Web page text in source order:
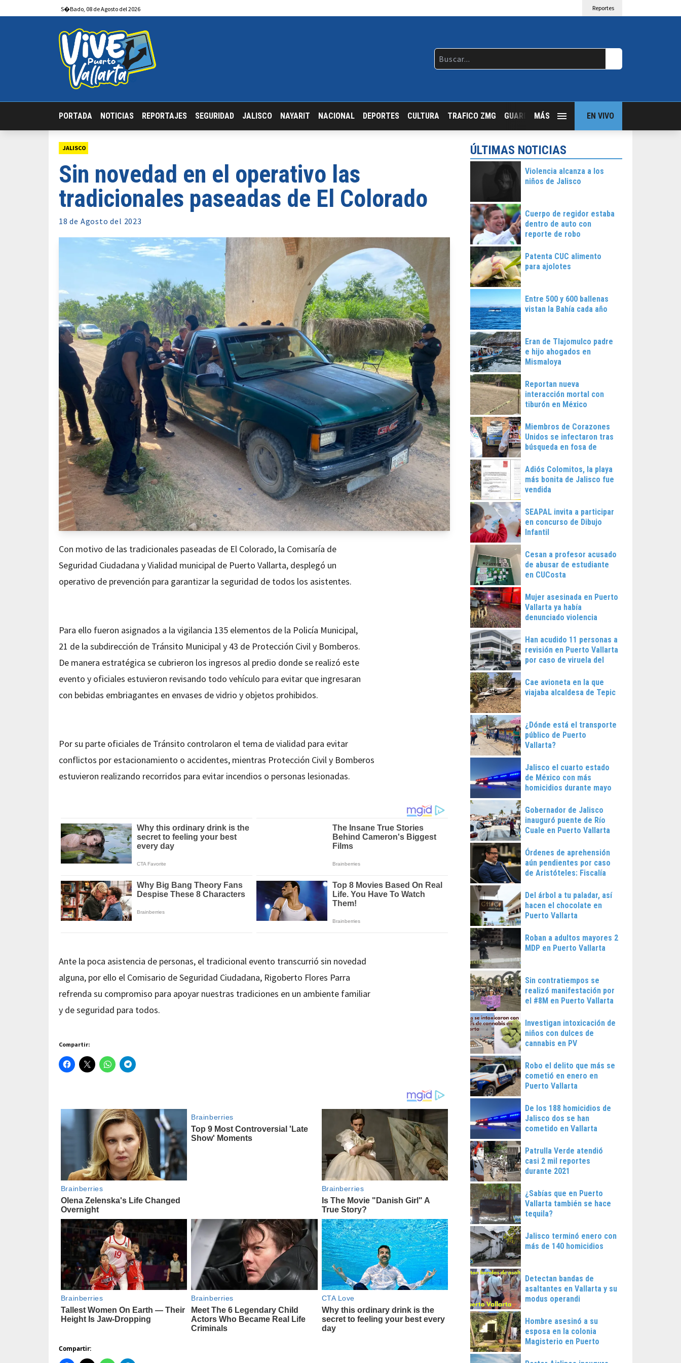
S�bado, 08 deAgosto del 2026 Reportes
PORTADA NOTICIAS REPORTAJES SEGURIDAD JALISCO NAYARIT NACIONAL DEPORTES CULTURA TRAFICO ZMG GUARDIA NOCTURNA GUADALAJARA FOLLOW
MÁS EN VIVO
JALISCO
Sin novedad en el operativo las
tradicionales paseadas de El Colorado
18 de Agosto del 2023
Con motivo de las tradicionales paseadas de El Colorado, la Comisaría de
Seguridad Ciudadana y Vialidad municipal de Puerto Vallarta, desplegó un
operativo de prevención para garantizar la seguridad de todos los asistentes.
Para ello fueron asignados a la vigilancia 135 elementos de la Policía Municipal,
21 de la subdirección de Tránsito Municipal y 43 de Protección Civil y Bomberos.
De manera estratégica se cubrieron los ingresos al predio donde se realizó este
evento y oficiales estuvieron revisando todo vehículo para evitar que ingresaran
con bebidas embriagantes en envases de vidrio y objetos prohibidos.
Por su parte oficiales de Tránsito controlaron el tema de vialidad para evitar
conflictos por estacionamiento o accidentes, mientras Protección Civil y Bomberos
estuvieron realizando recorridos para evitar incendios o personas lesionadas.
Ante la poca asistencia de personas, el tradicional evento transcurrió sin novedad
alguna, por ello el Comisario de Seguridad Ciudadana, Rigoberto Flores Parra
refrenda su compromiso para apoyar nuestras tradiciones en un ambiente familiar
y de seguridad para todos.
Compartir:
Compartir:
ÚLTIMAS NOTICIAS
Violencia alcanza a los
niños de Jalisco
Cuerpo de regidor estaba
dentro de auto con
reporte de robo
Patenta CUC alimento
para ajolotes
Entre 500 y 600 ballenas
vistan la Bahía cada año
Eran de Tlajomulco padre
e hijo ahogados en
Mismaloya
Reportan nueva
interacción mortal con
tiburón en México
Miembros de Corazones
Unidos se infectaron tras
búsqueda en fosa de
Adiós Colomitos, la playa
más bonita de Jalisco fue
vendida
SEAPAL invita a participar
en concurso de Dibujo
Infantil
Cesan a profesor acusado
de abusar de estudiante
en CUCosta
Mujer asesinada en Puerto
Vallarta ya había
denunciado violencia
Han acudido 11 personas a
revisión en Puerto Vallarta
por caso de viruela del
Cae avioneta en la que
viajaba alcaldesa de Tepic
¿Dónde está el transporte
público de Puerto
Vallarta?
Jalisco el cuarto estado
de México con más
homicidios durante mayo
Gobernador de Jalisco
inauguró puente de Río
Cuale en Puerto Vallarta
Órdenes de aprehensión
aún pendientes por caso
de Aristóteles: Fiscalía
Del árbol a tu paladar, así
hacen el chocolate en
Puerto Vallarta
Roban a adultos mayores 2
MDP en Puerto Vallarta
Sin contratiempos se
realizó manifestación por
el #8M en Puerto Vallarta
Investigan intoxicación de
niños con dulces de
cannabis en PV
Robo el delito que más se
cometió en enero en
Puerto Vallarta
De los 188 homicidios de
Jalisco dos se han
cometido en Vallarta
Patrulla Verde atendió
casi 2 mil reportes
durante 2021
¿Sabías que en Puerto
Vallarta también se hace
tequila?
Jalisco terminó enero con
más de 140 homicidios
Detectan bandas de
asaltantes en Vallarta y su
modus operandi
Hombre asesinó a su
esposa en la colonia
Magisterio en Puerto